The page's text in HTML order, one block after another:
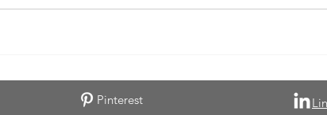
Pinterest